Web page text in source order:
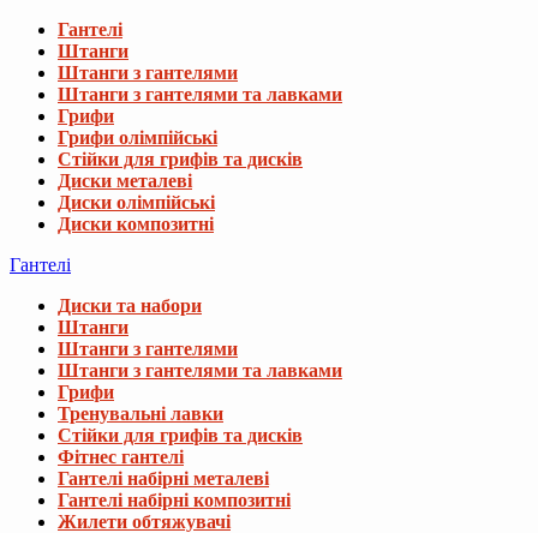
Гантелі
Штанги
Штанги з гантелями
Штанги з гантелями та лавками
Грифи
Грифи олімпійські
Стійки для грифів та дисків
Диски металеві
Диски олімпійські
Диски композитні
Гантелі
Диски та набори
Штанги
Штанги з гантелями
Штанги з гантелями та лавками
Грифи
Тренувальні лавки
Стійки для грифів та дисків
Фітнес гантелі
Гантелі набірні металеві
Гантелі набірні композитні
Жилети обтяжувачі